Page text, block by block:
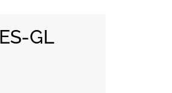
GL